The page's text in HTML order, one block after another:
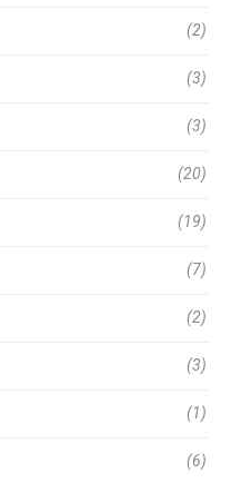
(2)
(3)
(3)
(20)
(19)
(7)
(2)
(3)
(1)
(6)